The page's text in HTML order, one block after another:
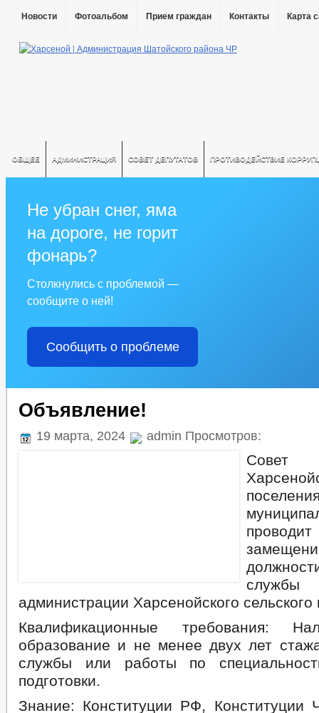
Новости Фотоальбом Прием граждан Контакты Карта
ОБЩЕЕ АДМИНИСТРАЦИЯ СОВЕТ ДЕПУТАТОВ ПРОТИВОДЕЙСТВИЕ
Не убран снег, яма
на дороге, не горит
фонарь?
Столкнулись с проблемой —
сообщите о ней!
Сообщить о проблеме
Объявление!
19 марта, 2024 admin Просмотров:
Совет
администрации Харсенойского сельского
Квалификационные требования:
образование и не менее двух лет
службы или работы по
подготовки.
Знание: Конституции РФ, Конституции